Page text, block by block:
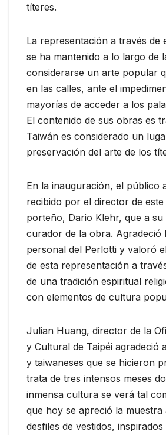
títeres.
La representación a través de
se ha mantenido a lo largo de
considerarse un arte popular
en las calles, ante el
mayorías de acceder a los
El contenido de sus obras es
Taiwán es considerado un
preservación del arte de los
En la inauguración, el público
recibido por el director de este
porteño, Dario Klehr, que a su
curador de la obra. Agradeció
personal del Perlotti y valoró
de esta representación a
de una tradición espiritual
con elementos de cultura
Julian Huang, director de la
y Cultural de Taipéi agradeció
y taiwaneses que se hicieron
trata de tres intensos meses
inmensa cultura se verá tal
que hoy se apreció la muestra
desfiles de vestidos,